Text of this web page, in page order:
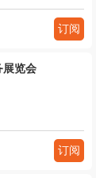
订阅
展览会
订阅